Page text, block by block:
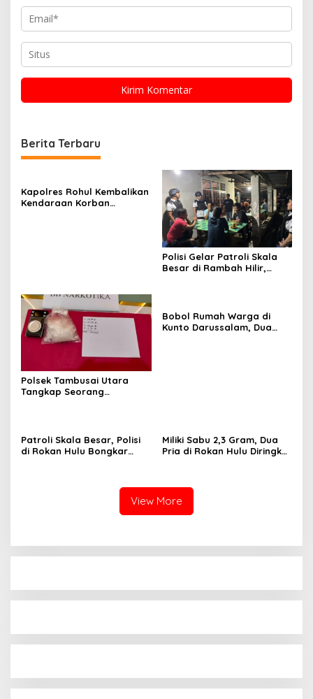
Berita Terbaru
Kapolres Rohul Kembalikan
Kendaraan Korban
Polisi Gelar Patroli Skala
Besar di Rambah Hilir,
Polsek Tambusai Utara
Tangkap Seorang
Bobol Rumah Warga di
Kunto Darussalam, Dua
Patroli Skala Besar, Polisi
di Rokan Hulu Bongkar
Miliki Sabu 2,3 Gram, Dua
Pria di Rokan Hulu Diringkus
View More